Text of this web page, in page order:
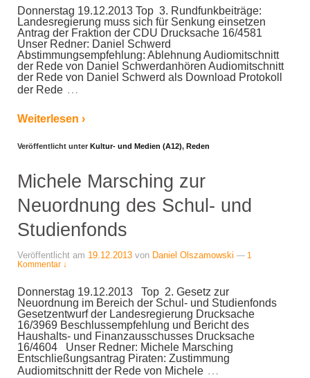
Donnerstag 19.12.2013 Top 3. Rundfunkbeiträge:
Landesregierung muss sich für Senkung einsetzen
Antrag der Fraktion der CDU Drucksache 16/4581
Unser Redner: Daniel Schwerd
Abstimmungsempfehlung: Ablehnung Audiomitschnitt
der Rede von Daniel Schwerdanhören Audiomitschnitt
der Rede von Daniel Schwerd als Download Protokoll
der Rede …
Weiterlesen ›
Veröffentlicht unter Kultur- und Medien (A12), Reden
Michele Marsching zur
Neuordnung des Schul- und
Studienfonds
Veröffentlicht am 19.12.2013 von Daniel Olszamowski — 1
Kommentar ↓
Donnerstag 19.12.2013 Top 2. Gesetz zur
Neuordnung im Bereich der Schul- und Studienfonds
Gesetzentwurf der Landesregierung Drucksache
16/3969 Beschlussempfehlung und Bericht des
Haushalts- und Finanzausschusses Drucksache
16/4604 Unser Redner: Michele Marsching
Entschließungsantrag Piraten: Zustimmung
Audiomitschnitt der Rede von Michele …